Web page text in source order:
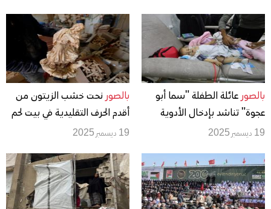
بالصور عائلة الطفلة "سما أبو
عجوة" تناشد بإدخال الأدوية
لتلقي العلاج أو السماح بإجلائها
19 ديسمبر 2025
بالصور نحت خشب الزيتون من
أقدم الحرف التقليدية في بيت لحم
19 ديسمبر 2025